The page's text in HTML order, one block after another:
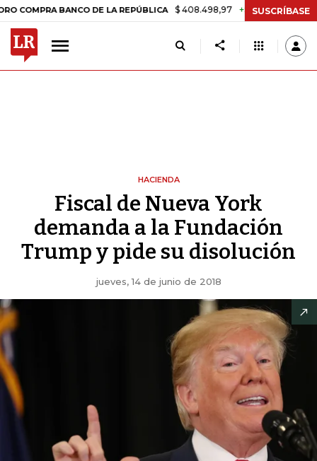
BANCO DE LA REPÚBLICA $ 408.498,97 +$ 8.753,81 +2,19%
SUSCRÍBASE
HACIENDA
Fiscal de Nueva York
demanda a la Fundación
Trump y pide su disolución
jueves, 14 de junio de 2018